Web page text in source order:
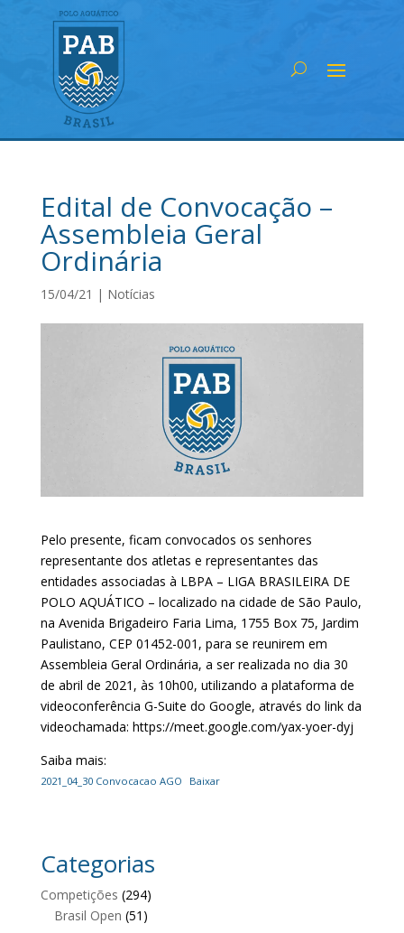
Edital de Convocação –
Assembleia Geral
Ordinária
15/04/21 | Notícias
Pelo presente, ficam convocados os senhores
representante dos atletas e representantes das
entidades associadas à LBPA – LIGA BRASILEIRA DE
POLO AQUÁTICO – localizado na cidade de São Paulo,
na Avenida Brigadeiro Faria Lima, 1755 Box 75, Jardim
Paulistano, CEP 01452-001, para se reunirem em
Assembleia Geral Ordinária, a ser realizada no dia 30
de abril de 2021, às 10h00, utilizando a plataforma de
videoconferência G-Suite do Google, através do link da
videochamada: https://meet.google.com/yax-yoer-dyj
Saiba mais:
2021_04_30 Convocacao AGO Baixar
Categorias
Competições (294)
Brasil Open (51)